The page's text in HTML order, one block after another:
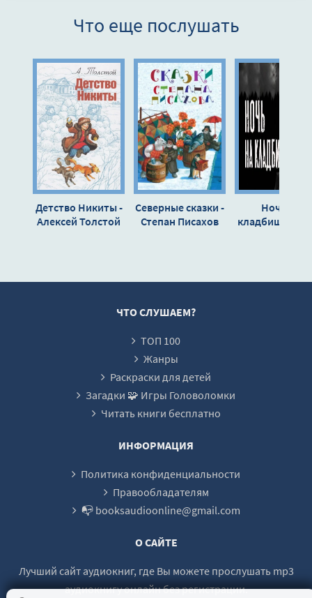
20
33
Что еще послушать
Детство Никиты -
Алексей Толстой
Северные сказки -
Степан Писахов
Ночь на
кладбище -
ЧТО СЛУШАЕМ?
ТОП 100
Жанры
Раскраски для детей
Загадки 🧩 Игры Головоломки
Читать книги бесплатно
ИНФОРМАЦИЯ
Политика конфиденциальности
Правообладателям
📭 booksaudioonline@gmail.com
О САЙТЕ
Лучший сайт аудиокниг, где Вы можете прослушать mp3
аудиокнигу онлайн без регистрации.